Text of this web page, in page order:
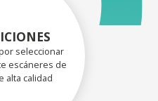
seleccionar
escáneres de
alta calidad